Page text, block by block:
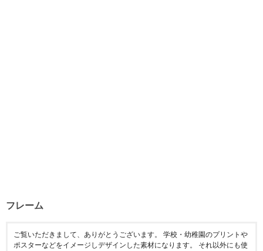
フレーム
ご覧いただきまして、ありがとうございます。 学校・幼稚園のプリントや
ポスターなどをイメージしデザインした素材になります。 それ以外にも使